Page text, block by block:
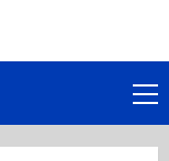
Primary
Menu